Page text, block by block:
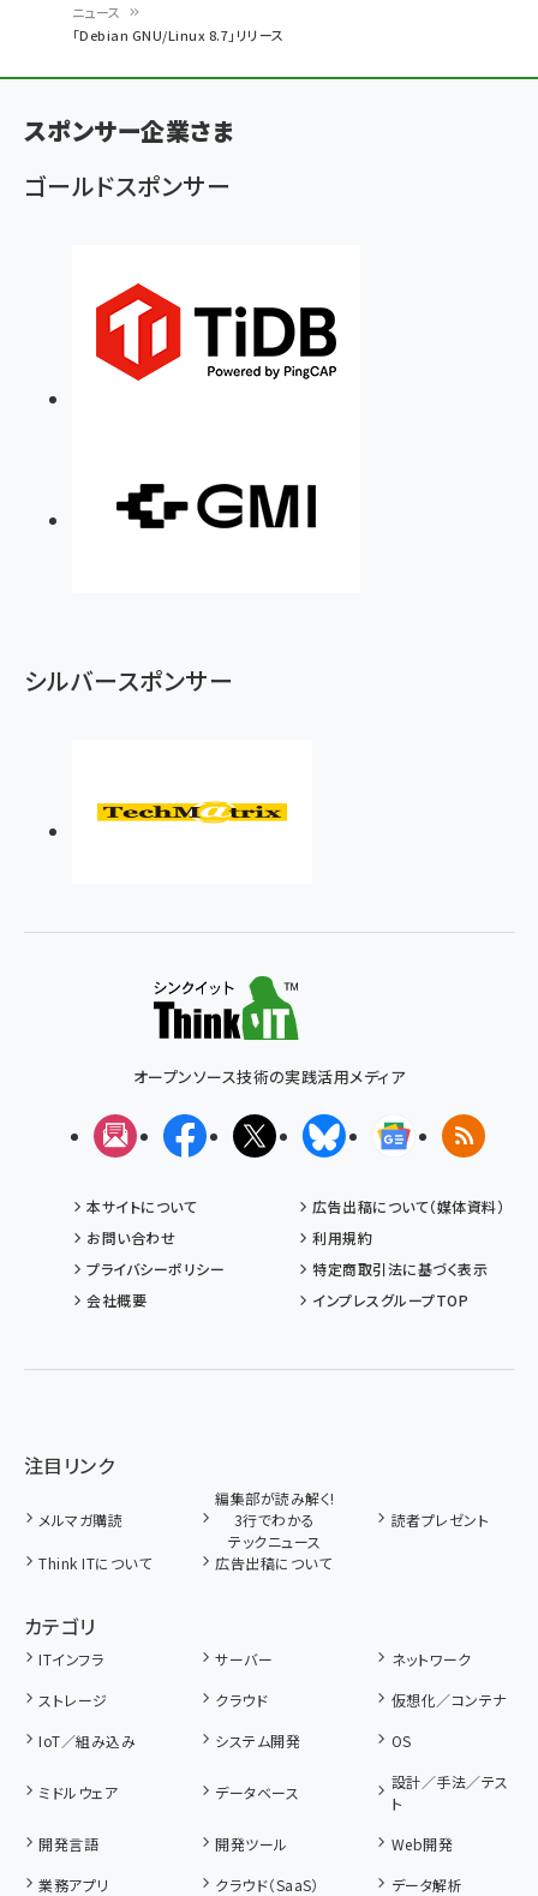
ン
く
ず
ニュース
「Debian GNU/Linux 8.7」リリース
スポンサー企業さま
ゴールドスポンサー
シルバースポンサー
オープンソース技術の実践活用メディア
メルマガFacebookX(エックス)BlueskyGoogleニュ
RSS
本サイトについて
広告出稿について（媒体資料）
お問い合わせ
利用規約
プライバシーポリシー
特定商取引法に基づく表示
会社概要
インプレスグループTOP
注目リンク
メルマガ購読
編集部が読み解く!
3行でわかる
テックニュース
読者プレゼント
Think ITについて 広告出稿について
カテゴリ
ITインフラ サーバー
ネットワーク
ストレージ
クラウド
仮想化／コンテナ
IoT／組み込み
システム開発 OS
ミドルウェア データベース
設計／手法／テス
ト
開発言語
開発ツール
Web開発
業務アプリ
クラウド（SaaS）
データ解析